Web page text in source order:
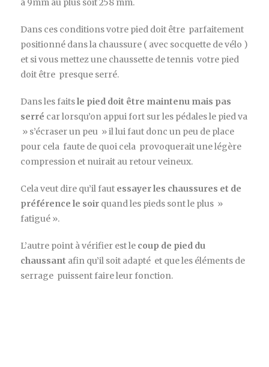
à 9mm au plus soit 258 mm.
Dans ces conditions votre pied doit être parfaitement
positionné dans la chaussure ( avec socquette de vélo )
et si vous mettez une chaussette de tennis votre pied
doit être presque serré.
Dans les faitsle pied doit être maintenu mais pas
serré car lorsqu’on appui fort sur les pédales le pied va
» s’écraser un peu » il lui faut donc un peu de place
pour cela faute de quoi cela provoquerait une légère
compression et nuirait au retour veineux.
Cela veut dire qu’il faut essayer les chaussures et de
préférence le soir quand les pieds sont le plus »
fatigué ».
L’autre point à vérifier est le coup de pied du
chaussant afin qu’il soit adapté et que les éléments de
serrage puissent faire leur fonction.